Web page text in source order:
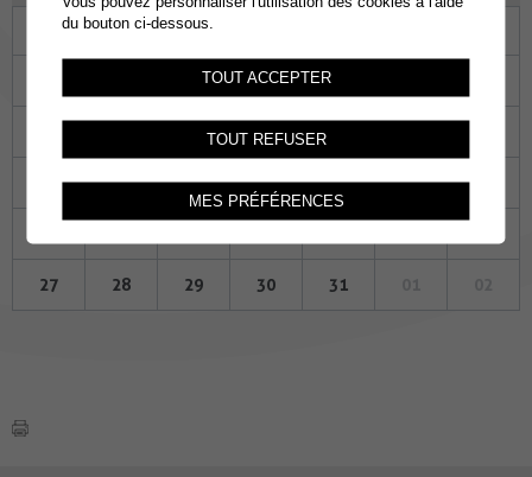
Ma Me
02 03
09
14 15 16 17 18
27 28 29 30 31
du bouton ci-dessous.
TOUT ACCEPTER
TOUT REFUSER
MES PRÉFÉRENCES